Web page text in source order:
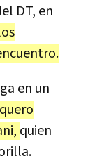
DT, en
en un
quien